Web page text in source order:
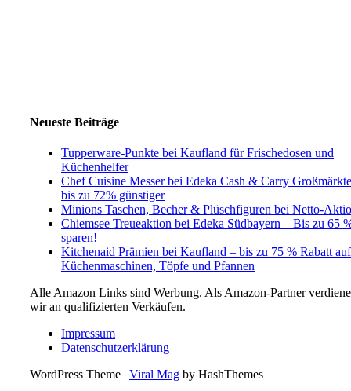
Neueste Beiträge
Tupperware-Punkte bei Kaufland für Frischedosen und
Küchenhelfer
Chef Cuisine Messer bei Edeka Cash & Carry
bis zu 72% günstiger
Minions Taschen, Becher & Plüschfiguren bei Netto-
Chiemsee Treueaktion bei Edeka Südbayern – Bis zu 65
sparen!
Kitchenaid Prämien bei Kaufland – bis zu 75 % Rabatt auf
Küchenmaschinen, Töpfe und Pfannen
Alle Amazon Links sind Werbung. Als Amazon-Partner
wir an qualifizierten Verkäufen.
Impressum
Datenschutzerklärung
WordPress Theme | Viral Mag by HashThemes